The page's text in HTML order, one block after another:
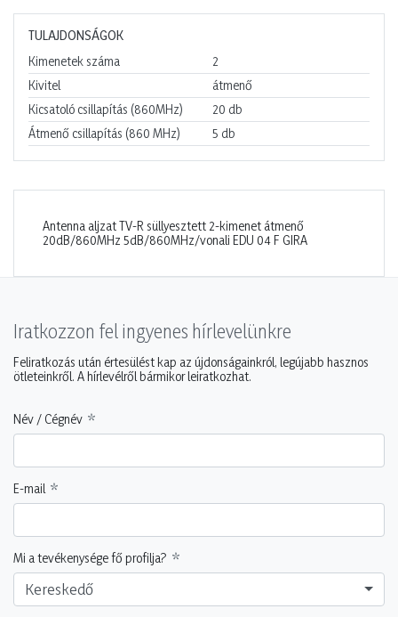
TULAJDONSÁGOK
Kimenetek száma
2
Kivitel
átmenő
Kicsatoló csillapítás (860MHz)
20 db
Átmenő csillapítás (860 MHz)
5 db
Antenna aljzat TV-R süllyesztett 2-kimenet átmenő
20dB/860MHz 5dB/860MHz/vonali EDU 04 F GIRA
Iratkozzon fel ingyenes hírlevelünkre
Feliratkozás után értesülést kap az újdonságainkról, legújabb hasznos
ötleteinkről. A hírlevélről bármikor leiratkozhat.
Név / Cégnév
E-mail
Mi a tevékenysége fő profilja?
Kereskedő